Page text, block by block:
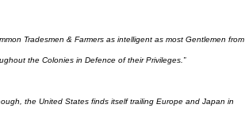
Tradesmen & Farmers as intelligent as most Gentlemen from
the Colonies in Defence of their Privileges.”
the United States finds itself trailing Europe and Japan in